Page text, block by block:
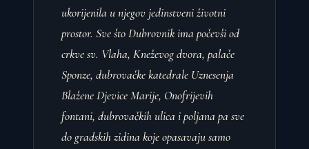
ukorijenila u njegov jedinstveni životni
prostor. Sve što Dubrovnik ima počevši od
crkve sv. Vlaha, Kneževog dvora, palače
Sponze, dubrovačke katedrale Uznesenja
Blažene Djevice Marije, Onofrijevih
fontani, dubrovačkih ulica i poljana pa sve
do gradskih zidina koje opasavaju samo